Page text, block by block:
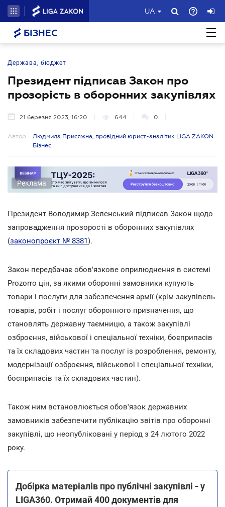
UA
БІЗНЕС
Держава, бюджет
Президент підписав Закон про
прозорість в оборонних закупівлях
21 березня 2023, 16:20 644 0
Автор:
Людмила Присяжна, провідний юрист-аналітик LIGA ZAKON
Бізнес
Реклама
Президент Володимир Зеленський підписав Закон щодо
запровадження прозорості в оборонних закупівлях
(законопроєкт № 8381).
Закон передбачає обов'язкове оприлюднення в системі
Prozorro цін, за якими оборонні замовники купують
товари і послуги для забезпечення армії (крім закупівель
товарів, робіт і послуг оборонного призначення, що
становлять державну таємницю, а також закупівлі
озброєння, військової і спеціальної техніки, боєприпасів
та їх складових частин та послуг із розроблення, ремонту,
модернізації озброєння, військової і спеціальної техніки,
боєприпасів та їх складових частин).
Також ним встановлюється обов'язок державних
замовників забезпечити публікацію звітів про оборонні
закупівлі, що неопубліковані у період з 24 лютого 2022
року.
Добірка матеріалів про публічні закупівлі - у
LIGA360. Отримай 400 документів для